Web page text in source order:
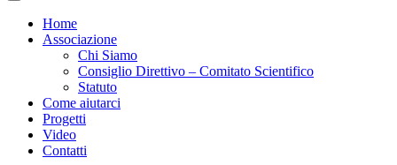
Home
Associazione
Chi Siamo
Consiglio Direttivo – Comitato Scientifico
Statuto
Come aiutarci
Progetti
Video
Contatti